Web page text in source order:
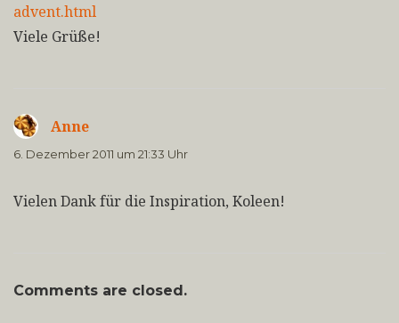
advent.html
Viele Grüße!
Anne
6. Dezember 2011 um 21:33 Uhr
Vielen Dank für die Inspiration, Koleen!
Comments are closed.